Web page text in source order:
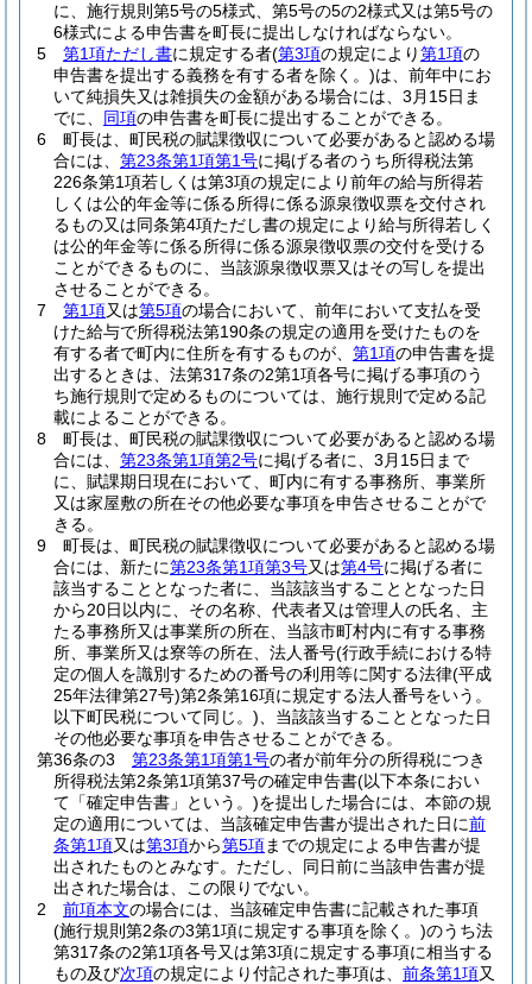
に、施行規則第5号の5様式、第5号の5の2様式又は第5号の
6様式による申告書を町長に提出しなければならない。
5
第1項ただし書に規定する者(第3項の規定により第1項の
申告書を提出する義務を有する者を除く。)は、前年中にお
いて純損失又は雑損失の金額がある場合には、3月15日ま
でに、 同項の申告書を町長に提出することができる。
6
町長は、町民税の賦課徴収について必要があると認める場
合には、 第23条第1項第1号に掲げる者のうち所得税法第
226条第1項若しくは第3項の規定により前年の給与所得若
しくは公的年金等に係る所得に係る源泉徴収票を交付され
るもの又は同条第4項ただし書の規定により給与所得若しく
は公的年金等に係る所得に係る源泉徴収票の交付を受ける
ことができるものに、当該源泉徴収票又はその写しを提出
させることができる。
7
第1項又は第5項の場合において、前年において支払を受
けた給与で所得税法第190条の規定の適用を受けたものを
有する者で町内に住所を有するものが、 第1項の申告書を提
出するときは、法第317条の2第1項各号に掲げる事項のう
ち施行規則で定めるものについては、施行規則で定める記
載によることができる。
8
町長は、町民税の賦課徴収について必要があると認める場
合には、 第23条第1項第2号に掲げる者に、3月15日まで
に、賦課期日現在において、町内に有する事務所、事業所
又は家屋敷の所在その他必要な事項を申告させることがで
きる。
9
町長は、町民税の賦課徴収について必要があると認める場
合には、新たに第23条第1項第3号又は第4号に掲げる者に
該当することとなった者に、当該該当することとなった日
から20日以内に、その名称、代表者又は管理人の氏名、主
たる事務所又は事業所の所在、当該市町村内に有する事務
所、事業所又は寮等の所在、法人番号(行政手続における特
定の個人を識別するための番号の利用等に関する法律(平成
25年法律第27号)第2条第16項に規定する法人番号をいう。
以下町民税について同じ。) 、当該該当することとなった日
その他必要な事項を申告させることができる。
第36条の3
第23条第1項第1号の者が前年分の所得税につき
所得税法第2条第1項第37号の確定申告書(以下本条におい
て「確定申告書」という。)を提出した場合には、本節の規
定の適用については、当該確定申告書が提出された日に前
条第1項又は第3項から第5項までの規定による申告書が提
出されたものとみなす。 ただし、同日前に当該申告書が提
出された場合は、この限りでない。
2
前項本文の場合には、当該確定申告書に記載された事項
(施行規則第2条の3第1項に規定する事項を除く。)のうち法
第317条の2第1項各号又は第3項に規定する事項に相当する
もの及び次項の規定により付記された事項は、 前条第1項又